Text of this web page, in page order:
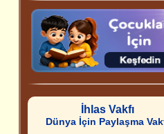
İhlas Vakfı
Dünya İçin Paylaşma